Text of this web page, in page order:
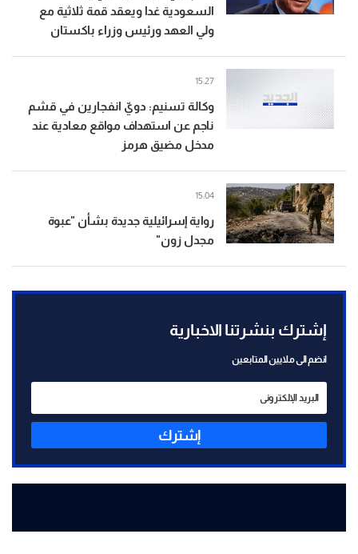
السعودية غدا ويعقد قمة ثلاثية مع
ولي العهد ورئيس وزراء باكستان
وكالة تسنيم: دويّ انفجارين في قشم
ناجم عن استهداف مواقع معادية عند
مدخل مضيق هرمز
15:27
رواية إسرائيلية جديدة بشأن "عبوة
مجدل زون"
15:04
إشترك بنشرتنا الاخبارية
انضم الى ملايين المتابعين
إشترك